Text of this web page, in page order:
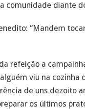
comunidade diante
“Mandem
refeição a
viu na cozinha
de uns dezoito
os últimos